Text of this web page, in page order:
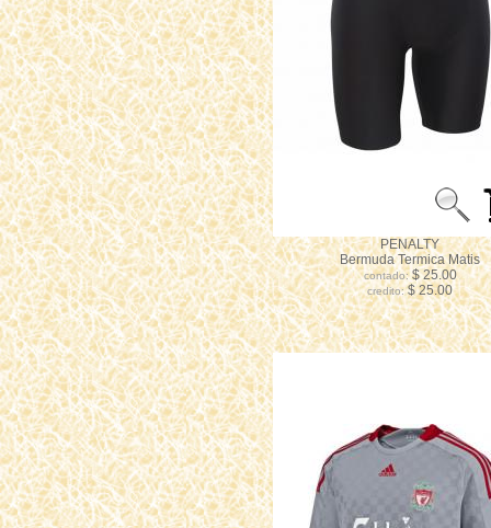
PENALTY
Bermuda Termica Matis
contado:$ 25.00
credito:$ 25.00